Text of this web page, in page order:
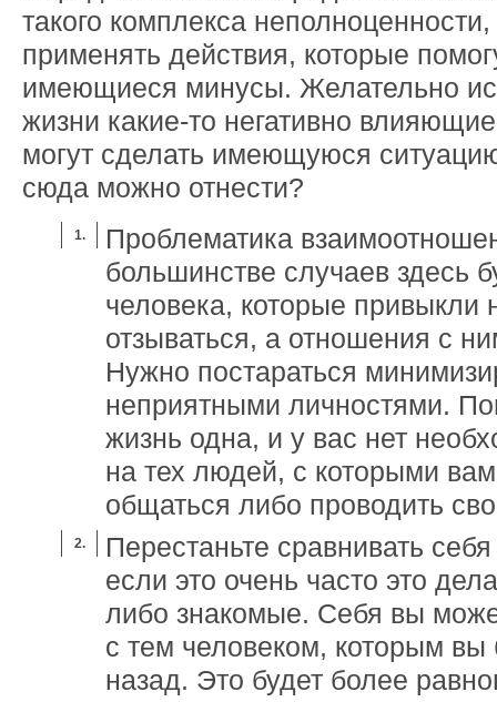
такого комплекса
применять действия, которые
имеющиеся минусы. Желательно
жизни какие-то негативно
могут сделать имеющуюся
сюда можно отнести?
Проблематика
большинстве случаев здесь
человека, которые привыкли
отзываться, а отношения с
Нужно постараться
неприятными личностями.
жизнь одна, и у вас нет
на тех людей, с которыми
общаться либо проводить
Перестаньте сравнивать
если это очень часто это
либо знакомые. Себя вы
с тем человеком, которым вы
назад. Это будет более